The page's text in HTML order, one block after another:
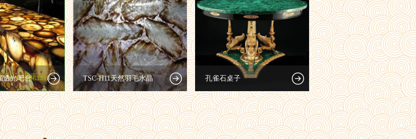
透光吧台 TSC-H11天然羽毛水晶 孔雀石桌子